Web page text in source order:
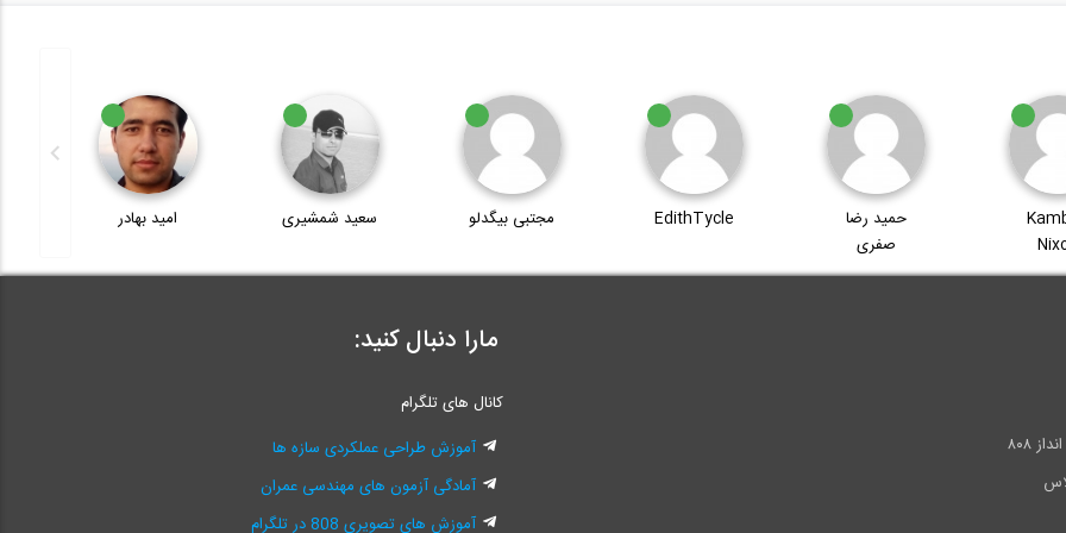
حمید رضا
صفری
EdithTycle مجتبی بیگدلو سعید شمشیری امید بهادر
۸۰۸
مارا دنبال کنید:
کانال های تلگرام
آموزش طراحی عملکردی سازه ها
آمادگی آزمون های مهندسی عمران
آموزش های تصویری 808 در تلگرام